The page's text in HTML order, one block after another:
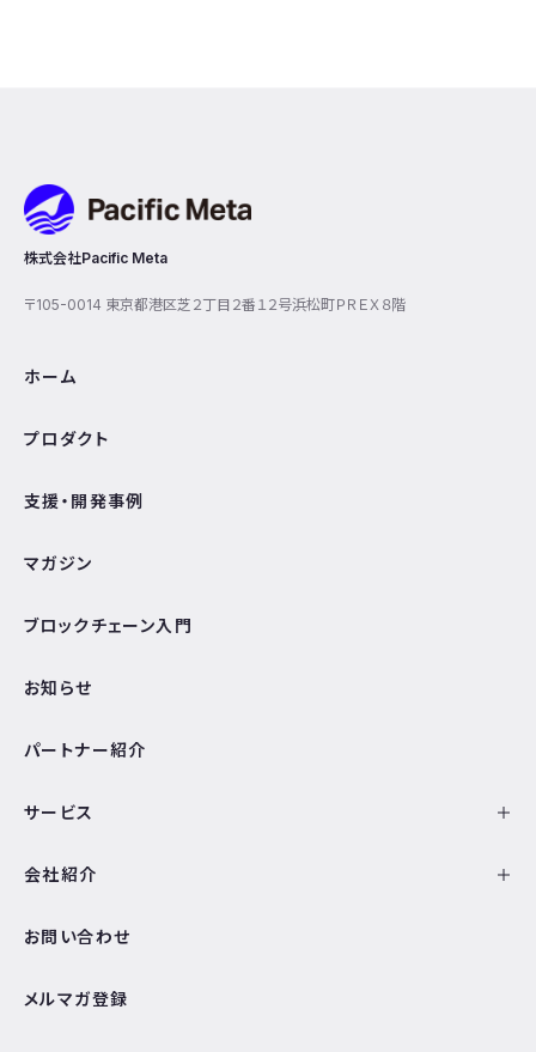
株式会社Pacific Meta
〒105-0014 東京都港区芝２丁目２番１２号浜松町ＰＲＥＸ８階
ホーム
プロダクト
支援・開発事例
マガジン
ブロックチェーン入門
お知らせ
パートナー紹介
サービス
会社紹介
お問い合わせ
メルマガ登録